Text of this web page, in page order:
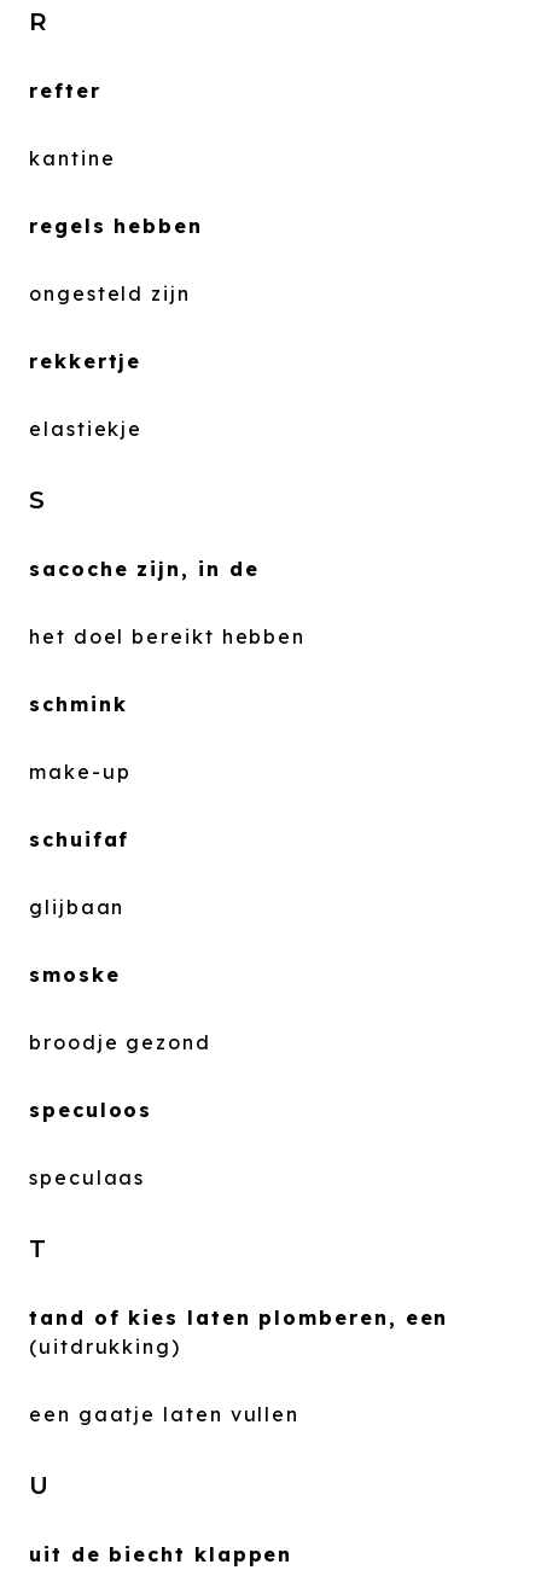
R
refter
kantine
regels hebben
ongesteld zijn
rekkertje
elastiekje
S
sacoche zijn, in de
het doel bereikt hebben
schmink
make-up
schuifaf
glijbaan
smoske
broodje gezond
speculoos
speculaas
T
tand of kies laten plomberen, een
(uitdrukking)
een gaatje laten vullen
U
uit de biecht klappen